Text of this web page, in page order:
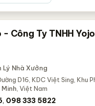
Công Ty TNHH Yojo
Lý Nhà Xưởng
D16, KDC Việt Sing, Khu
Minh , Việt Nam
, 098 333 5822